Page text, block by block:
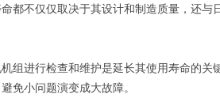
都不仅仅取决于其设计和制造质量，还
组进行检查和维护是延长其使用寿命的
免小问题演变成大故障。